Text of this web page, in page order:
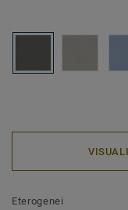
Eterogenei